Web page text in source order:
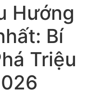
Hướng
Bí
Triệu